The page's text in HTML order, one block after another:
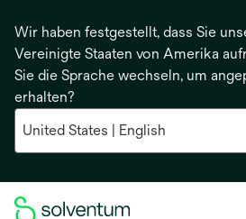
Wir haben festgestellt, dass Sie
Vereinigte Staaten von Amerika
Sie die Sprache wechseln, um
erhalten?